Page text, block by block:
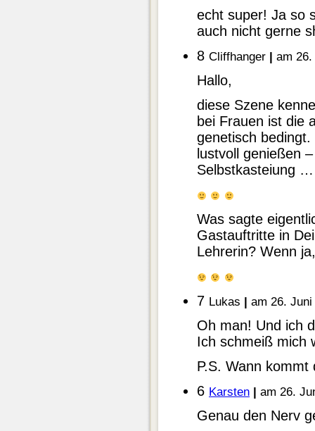
echt super! Ja so
auch nicht gerne
8 Cliffhanger | am
Hallo,
diese Szene
bei Frauen ist die
genetisch
lustvoll genießen
Selbstkasteiung …
Was sagte
Gastauftritte in
Lehrerin? Wenn
7 Lukas | am 26.
Oh man! Und ich
Ich schmeiß mich
P.S. Wann
6 Karsten | am 26.
Genau den Nerv